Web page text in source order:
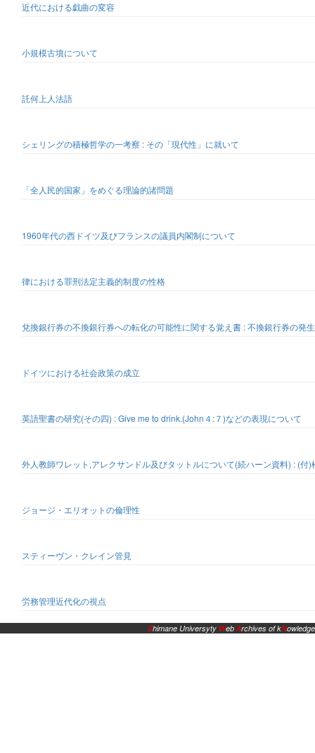
近代における戯曲の変容
小規模古墳について
託何上人法語
シェリングの積極哲学の一考察 : その「現代性」に就いて
「全人民的国家」をめぐる理論的諸問題
1960年代の西ドイツ及びフランスの議員内閣制について
律における罪刑法定主義的制度の性格
兌換銀行券の不換銀行券への転化の可能性に関する覚え書 : 不換銀行券の発
ドイツにおける社会政策の成立
英語聖書の研究(その四) : Give me to drink.(John４:７)などの表現について
外人教師ワレット,アレクサンドル及びタットルについて(続ハーン資料) : (付
ジョージ・エリオットの倫理性
スティーヴン・クレイン管見
労務管理近代化の視点
Shimane Universyty WebArchives of kNowledge